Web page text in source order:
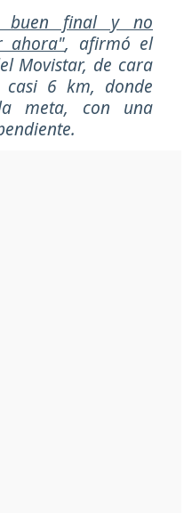
buen final y no
ahora", afirmó el
Movistar, de cara
6 km, donde
meta, con una